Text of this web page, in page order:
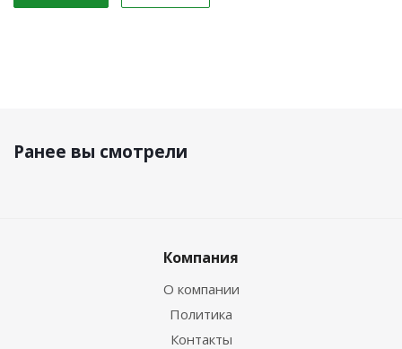
Ранее вы смотрели
Компания
О компании
Политика
Контакты